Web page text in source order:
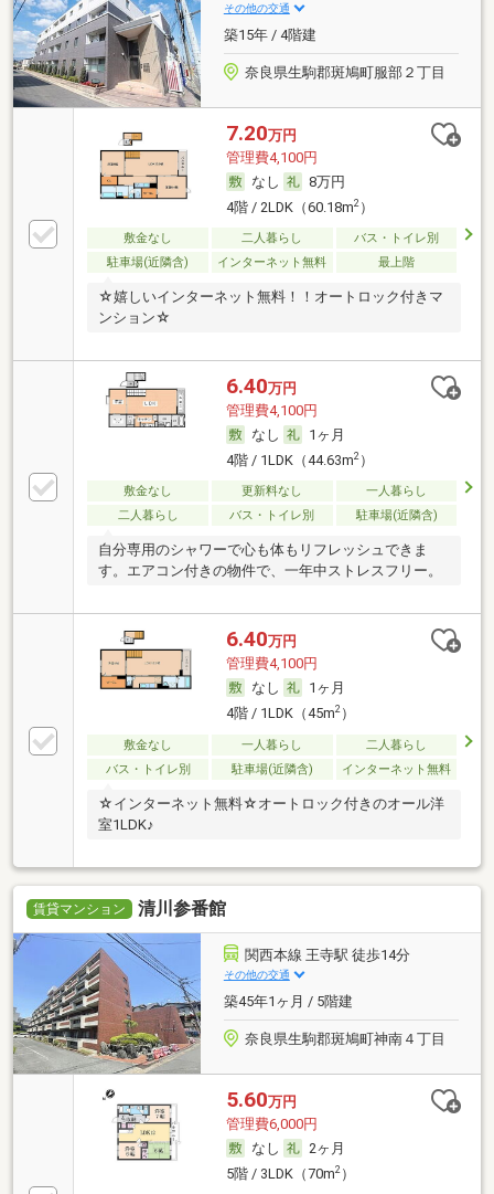
その他の交通
築15年 / 4階建
奈良県生駒郡斑鳩町服部２丁目
7.20万円
管理費4,100円
なし
8万円
4階 / 2LDK（60.18m2）
敷金なし 二人暮らし
バス・トイレ別
駐車場(近隣含)
インターネット無料 最上階
☆嬉しいインターネット無料！！オートロック付きマ
ンション☆
6.40万円
管理費4,100円
なし
1ヶ月
4階 / 1LDK（44.63m2）
敷金なし 更新料なし
一人暮らし
二人暮らし
バス・トイレ別 駐車場(近隣含)
自分専用のシャワーで心も体もリフレッシュできま
す。エアコン付きの物件で、一年中ストレスフリー。
6.40万円
管理費4,100円
なし
1ヶ月
4階 / 1LDK（45m2）
敷金なし 一人暮らし
二人暮らし
バス・トイレ別
駐車場(近隣含) インターネット無料
☆インターネット無料☆オートロック付きのオール洋
室1LDK♪
賃貸マンション 清川参番館
関西本線 王寺駅 徒歩14分
その他の交通
築45年1ヶ月 / 5階建
奈良県生駒郡斑鳩町神南４丁目
5.60万円
管理費6,000円
なし
2ヶ月
5階 / 3LDK（70m2）